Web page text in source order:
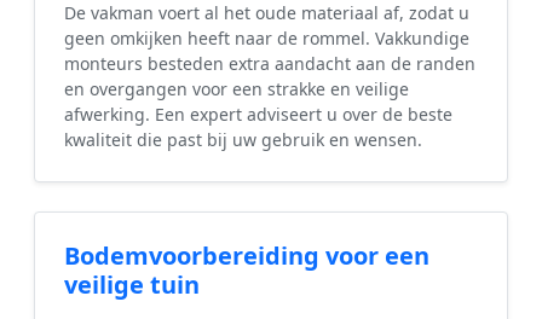
De vakman voert al het oude materiaal af, zodat u
geen omkijken heeft naar de rommel. Vakkundige
monteurs besteden extra aandacht aan de randen
en overgangen voor een strakke en veilige
afwerking. Een expert adviseert u over de beste
kwaliteit die past bij uw gebruik en wensen.
Bodemvoorbereiding voor een
veilige tuin